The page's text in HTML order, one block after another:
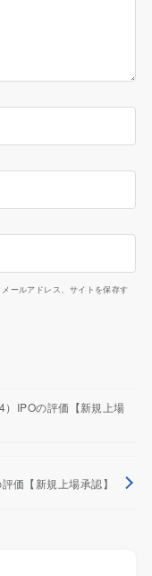
ールアドレス、サイトを保存す
IPOの評価【新規上場
価【新規上場承認】